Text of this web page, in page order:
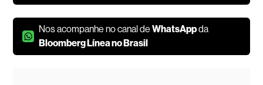
Nos acompanhe no canal deWhatsAppda
Bloomberg Línea no Brasil